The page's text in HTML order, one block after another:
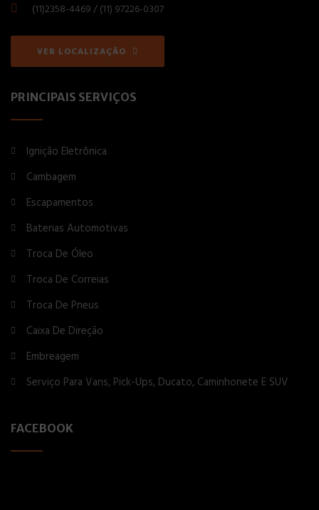
(11)2358-4469 / (11) 97226-0307
VER LOCALIZAÇÃO
PRINCIPAIS SERVIÇOS
Ignição Eletrônica
Cambagem
Escapamentos
Baterias Automotivas
Troca De Óleo
Troca De Correias
Troca De Pneus
Caixa De Direção
Embreagem
Serviço Para Vans, Pick-Ups, Ducato, Caminhonete E SUV
FACEBOOK